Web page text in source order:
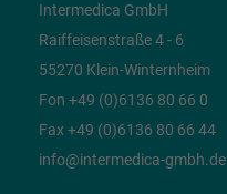
Intermedica GmbH
Raiffeisenstraße 4 - 6
55270 Klein-Winternheim
Fon +49 (0)6136 80 66 0
Fax +49 (0)6136 80 66 44
info@intermedica-gmbh.de